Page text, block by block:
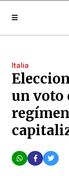
Italia
un voto